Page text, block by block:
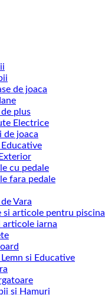
de joaca
plus
Electrice
de joaca
cu pedale
fara pedale
Vara
si articole pentru piscina
articole iarna
si Educative
si Hamuri